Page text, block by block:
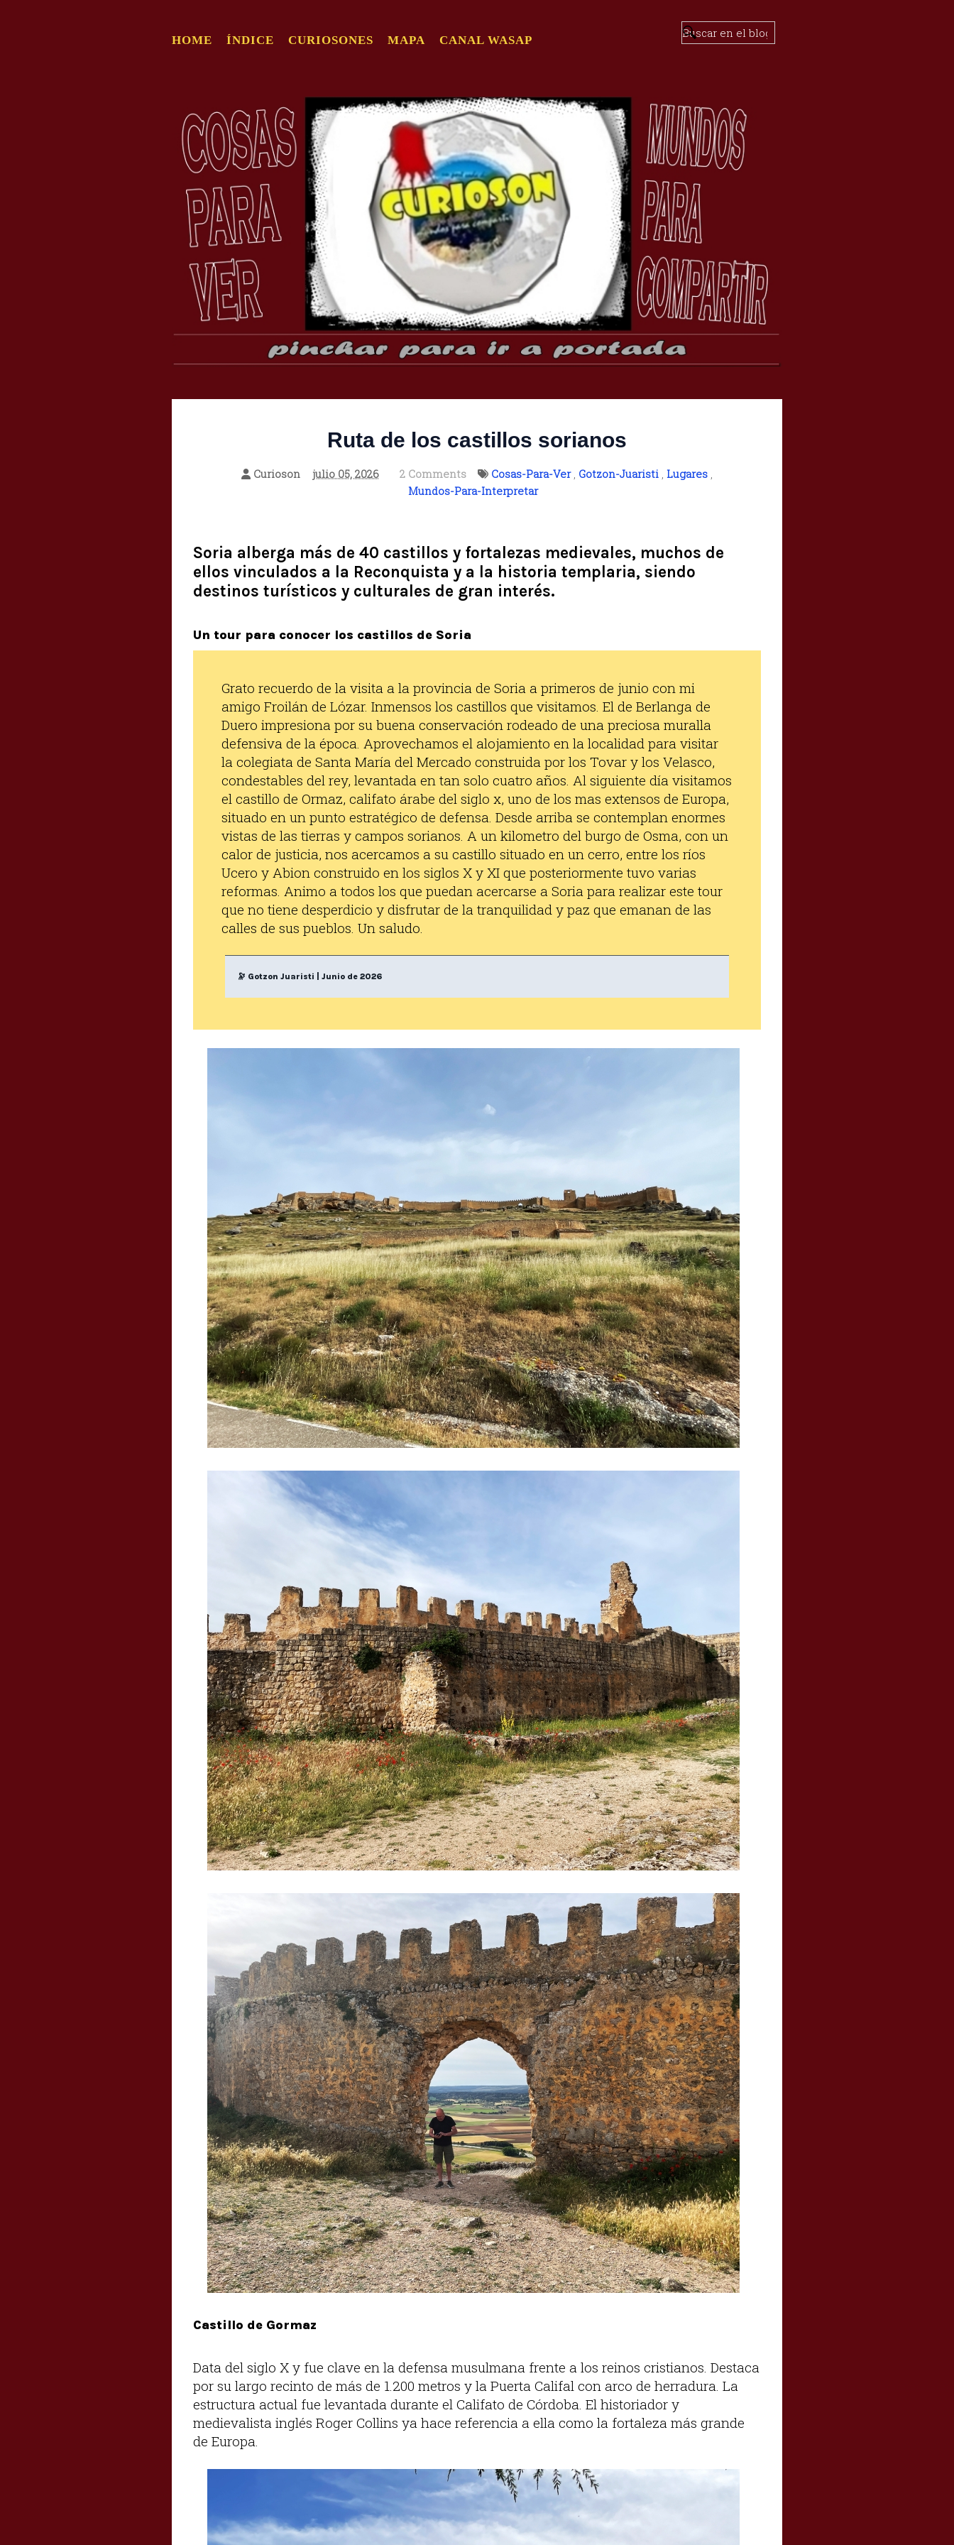
HOME ÍNDICE CURIOSONES MAPA CANAL WASAP
Ruta de los castillos sorianos
Curioson julio 05, 2026 2 Comments Cosas-Para-Ver, Gotzon-Juaristi , Lugares ,
Mundos-Para-Interpretar
Soria alberga más de 40 castillos y fortalezas medievales, muchos de
ellos vinculados a la Reconquista y a la historia templaria, siendo
destinos turísticos y culturales de gran interés.
Un tour para conocer los castillos de Soria
Grato recuerdo de la visita a la provincia de Soria a primeros de junio con mi
amigo Froilán de Lózar. Inmensos los castillos que visitamos. El de Berlanga de
Duero impresiona por su buena conservación rodeado de una preciosa muralla
defensiva de la época. Aprovechamos el alojamiento en la localidad para visitar
la colegiata de Santa María del Mercado construida por los Tovar y los Velasco,
condestables del rey, levantada en tan solo cuatro años. Al siguiente día visitamos
el castillo de Ormaz, califato árabe del siglo x, uno de los mas extensos de Europa,
situado en un punto estratégico de defensa. Desde arriba se contemplan enormes
vistas de las tierras y campos sorianos. A un kilometro del burgo de Osma, con un
calor de justicia, nos acercamos a su castillo situado en un cerro, entre los ríos
Ucero y Abion construido en los siglos X y XI que posteriormente tuvo varias
reformas. Animo a todos los que puedan acercarse a Soria para realizar este tour
que no tiene desperdicio y disfrutar de la tranquilidad y paz que emanan de las
calles de sus pueblos. Un saludo.
🔭 Gotzon Juaristi | Junio de 2026
Castillo de Gormaz
Data del siglo X y fue clave en la defensa musulmana frente a los reinos cristianos. Destaca
por su largo recinto de más de 1.200 metros y la Puerta Califal con arco de herradura. La
estructura actual fue levantada durante el Califato de Córdoba. El historiador y
medievalista inglés Roger Collins ya hace referencia a ella como la fortaleza más grande
de Europa.